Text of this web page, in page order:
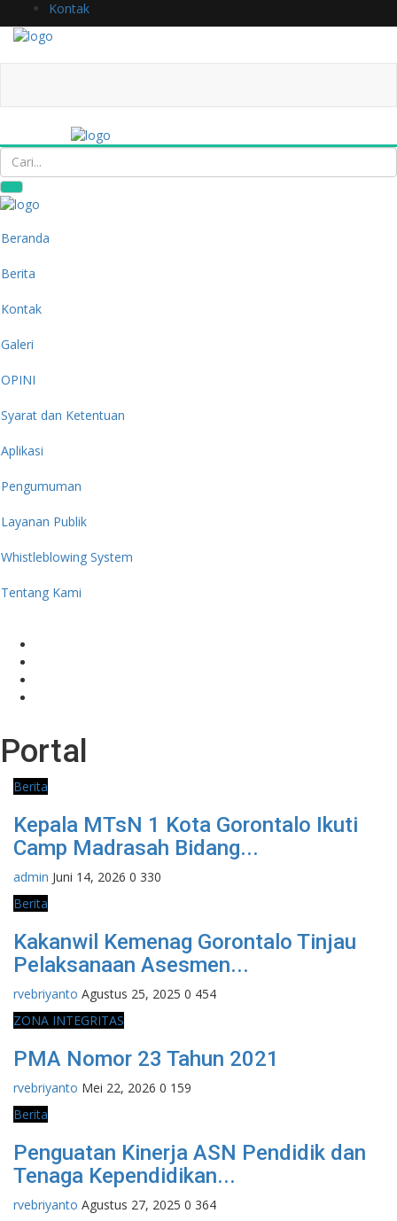
Kontak
Beranda
Berita
Kontak
Galeri
OPINI
Syarat dan Ketentuan
Aplikasi
Pengumuman
Layanan Publik
Whistleblowing System
Tentang Kami
Portal
Berita
Kepala MTsN 1 Kota Gorontalo Ikuti
Camp Madrasah Bidang...
admin Juni 14, 2026 0 330
Berita
Kakanwil Kemenag Gorontalo Tinjau
Pelaksanaan Asesmen...
rvebriyanto Agustus 25, 2025 0 454
ZONA INTEGRITAS
PMA Nomor 23 Tahun 2021
rvebriyanto Mei 22, 2026 0 159
Berita
Penguatan Kinerja ASN Pendidik dan
Tenaga Kependidikan...
rvebriyanto Agustus 27, 2025 0 364